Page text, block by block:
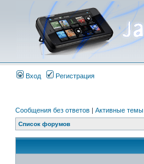
Вход Регистрация
Сообщения без ответов | Активные темы
Список форумов